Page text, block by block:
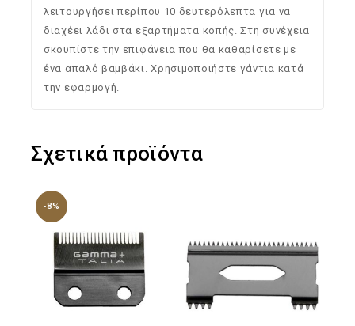
λειτουργήσει περίπου 10 δευτερόλεπτα για να
διαχέει λάδι στα εξαρτήματα κοπής. Στη συνέχεια
σκουπίστε την επιφάνεια που θα καθαρίσετε με
ένα απαλό βαμβάκι. Χρησιμοποιήστε γάντια κατά
την εφαρμογή.
Σχετικά προϊόντα
-8%